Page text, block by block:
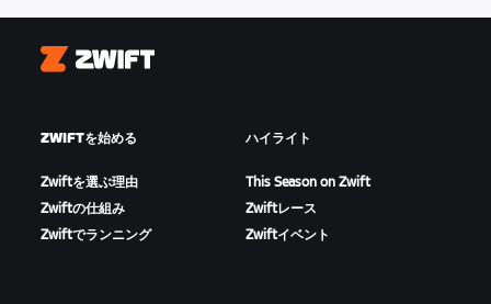
Zwift
ZWIFTを始める
Zwiftを選ぶ理由
Zwiftの仕組み
Zwiftでランニング
ハイライト
This Season on Zwift
Zwiftレース
Zwiftイベント